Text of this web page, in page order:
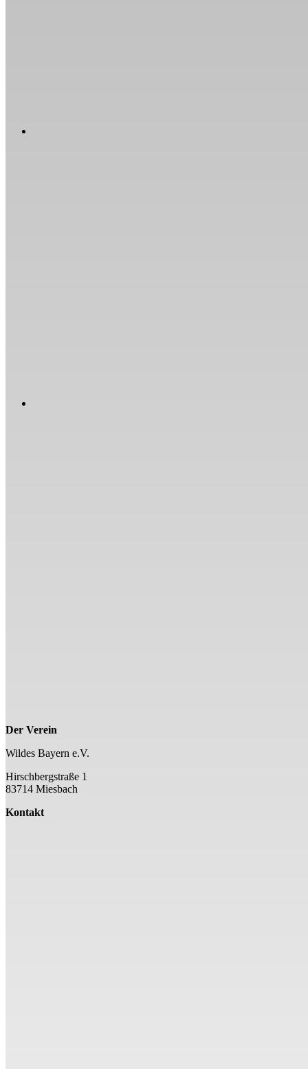
Der Verein
Wildes Bayern e.V.
Hirschbergstraße 1
83714 Miesbach
Kontakt